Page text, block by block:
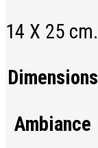
14 X 25 cm.
Dimensions
Ambiance